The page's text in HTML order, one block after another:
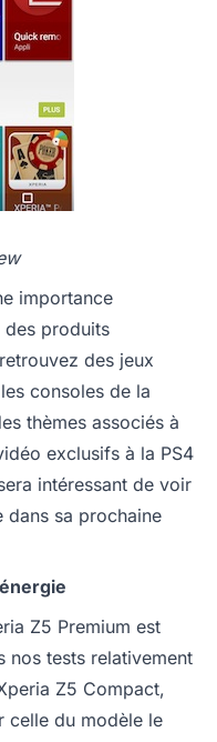
importance
des produits
des jeux
consoles de la
thèmes associés à
exclusifs à la PS4
intéressant de voir
dans sa prochaine
Z5 Premium est
nos tests relativement
Z5 Compact,
celle du modèle le